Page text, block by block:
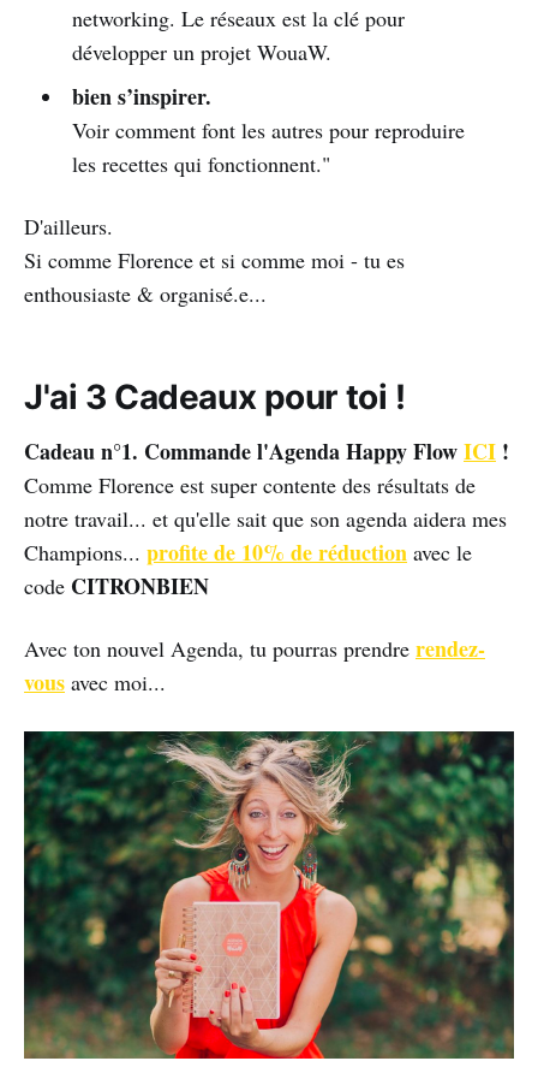
networking. Le réseaux est la clé pour
développer un projet WouaW.
bien s’inspirer.
Voir comment font les autres pour reproduire
les recettes qui fonctionnent."
D'ailleurs.
Si comme Florence et si comme moi - tu es
enthousiaste & organisé.e...
J'ai 3 Cadeaux pour toi !
Cadeau n°1. Commande l'Agenda Happy FlowICI !
Comme Florence est super contente des résultats de
notre travail... et qu'elle sait que son agenda aidera mes
Champions... profite de 10% de réduction avec le
code CITRONBIEN
Avec ton nouvel Agenda, tu pourras prendre rendez-
vous avec moi...